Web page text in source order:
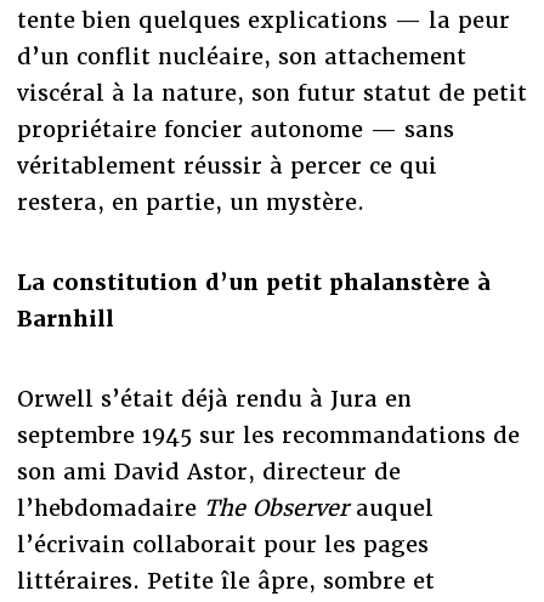
tente bien quelques explications — la peur
d’un conflit nucléaire, son attachement
viscéral à la nature, son futur statut de petit
propriétaire foncier autonome — sans
véritablement réussir à percer ce qui
restera, en partie, un mystère.
La constitution d’un petit phalanstère à
Barnhill
Orwell s’était déjà rendu à Jura en
septembre 1945 sur les recommandations de
son ami David Astor, directeur de
l’hebdomadaire The Observerauquel
l’écrivain collaborait pour les pages
littéraires. Petite île âpre, sombre et